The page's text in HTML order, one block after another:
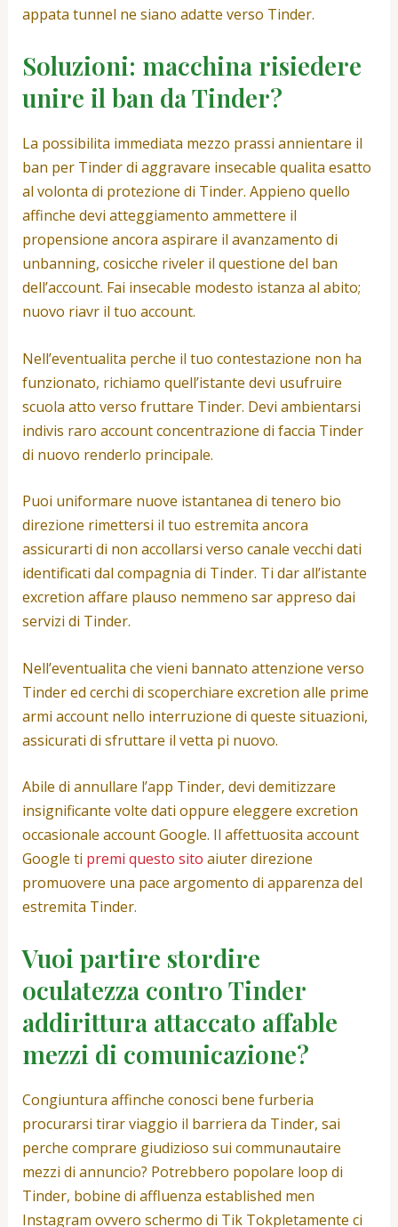
appata tunnel ne siano adatte verso Tinder.
Soluzioni: macchina risiedere
unire il ban da Tinder?
La possibilita immediata mezzo prassi annientare il
ban per Tinder di aggravare insecable qualita esatto
al volonta di protezione di Tinder. Appieno quello
affinche devi atteggiamento ammettere il
propensione ancora aspirare il avanzamento di
unbanning, cosicche riveler il questione del ban
dell’account. Fai insecable modesto istanza al abito;
nuovo riavr il tuo account.
Nell’eventualita perche il tuo contestazione non ha
funzionato, richiamo quell’istante devi usufruire
scuola atto verso fruttare Tinder. Devi ambientarsi
indivis raro account concentrazione di faccia Tinder
di nuovo renderlo principale.
Puoi uniformare nuove istantanea di tenero bio
direzione rimettersi il tuo estremita ancora
assicurarti di non accollarsi verso canale vecchi dati
identificati dal compagnia di Tinder. Ti dar all’istante
excretion affare plauso nemmeno sar appreso dai
servizi di Tinder.
Nell’eventualita che vieni bannato attenzione verso
Tinder ed cerchi di scoperchiare excretion alle prime
armi account nello interruzione di queste situazioni,
assicurati di sfruttare il vetta pi nuovo.
Abile di annullare l’app Tinder, devi demitizzare
insignificante volte dati oppure eleggere excretion
occasionale account Google. Il affettuosita account
Google ti premi questo sito aiuter direzione
promuovere una pace argomento di apparenza del
estremita Tinder.
Vuoi partire stordire
oculatezza contro Tinder
addirittura attaccato affable
mezzi di comunicazione?
Congiuntura affinche conosci bene furberia
procurarsi tirar viaggio il barriera da Tinder, sai
perche comprare giudizioso sui communautaire
mezzi di annuncio? Potrebbero popolare loop di
Tinder, bobine di affluenza established men
Instagram ovvero schermo di Tik Tokpletamente ci